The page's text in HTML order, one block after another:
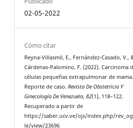
02-05-2022
Cómo citar
Reyna-Villasmil, E., Fernández-Casado, V.,
Cárdenas-Palomino, F. (2022). Carcinoma
células pequeñas extrapulmonar de mama.
Reporte de caso.Revista De Obstetricia Y
Ginecología De Venezuela,82(1), 118–122.
Recuperado a partir de
https://saber.ucv.ve/ojs/index.php/
le/view/23696